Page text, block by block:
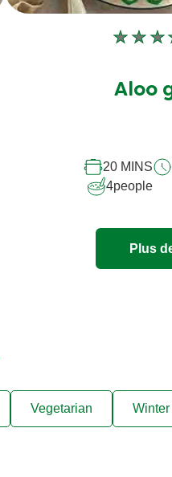
Aloo
20 MINS
4people
Plus
Vegetarian Winter